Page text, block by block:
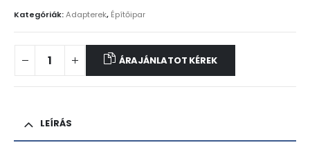
Kategóriák:Adapterek, Építőipar
ÁRAJÁNLATOT KÉREK
LEÍRÁS